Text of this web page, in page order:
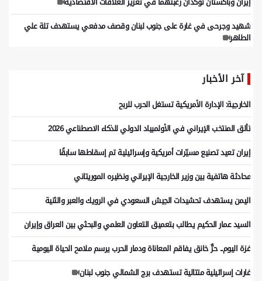
شهيد وجرحى في غارة على جنوب لبنان وقصف مدفعي يستهدف تلة علي
الطاهر
آخر الأخبار
الخارجية: الإدارة الأمريكية تستغل الحرب للربح
تألق المنتخب الإيراني في الأولمبياد الدولي للذكاء الاصطناعي 2026
إيران تعيد تصنيع مسيّرات أمريكية وإسرائيلية تم إسقاطها سابقًا
محادثة هاتفية بين وزير الخارجية الإيراني ونظيره الموريتاني
اليمن يستهدف تحشيدات الجيش السعودي في الرويك والعبر والثنية
السيد عمار الحكيم يطالب بتعميق التعاون العلمي والبحثي بين العراق وإيران
غزة اليوم.. حرٌّ خانق يفاقم المعاناة ودمار الحرب يرسم ملامح الحياة اليومية
غارات إسرائيلية متتالية تستهدف برج الشمالي جنوب لبنان